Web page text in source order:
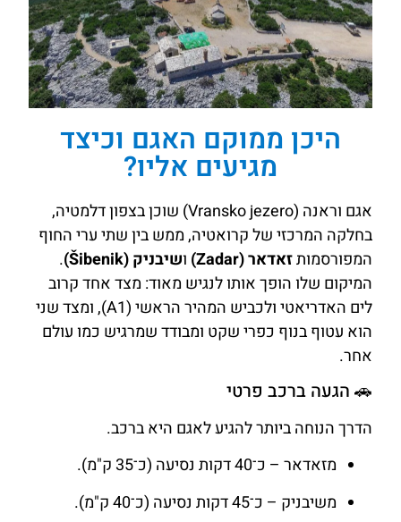
היכן ממוקם האגם וכיצד
מגיעים אליו?
אגם וראנה (Vransko jezero) שוכן בצפון דלמטיה,
בחלקה המרכזי של קרואטיה, ממש בין שתי ערי החוף
המפורסמותזאדאר (Zadar) ושיבניק (Šibenik)
.
המיקום שלו הופך אותו לנגיש מאוד: מצד אחד קרוב
לים האדריאטי ולכביש המהיר הראשי (A1), ומצד שני
הוא עטוף בנוף כפרי שקט ומבודד שמרגיש כמו עולם
אחר.
🚗 הגעה ברכב פרטי
הדרך הנוחה ביותר להגיע לאגם היא ברכב.
מזאדאר – כ־40 דקות נסיעה (כ־35 ק"מ).
משיבניק – כ־45 דקות נסיעה (כ־40 ק"מ).